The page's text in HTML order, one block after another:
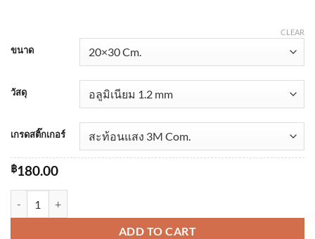
ขนาด
วัสดุ
เกรดสติ๊กเกอร์
CLEAR
฿180.00
ADD TO CART